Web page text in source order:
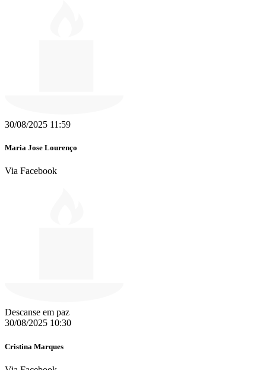
30/08/2025 11:59
Maria Jose Lourenço
Via Facebook
Descanse em paz
30/08/2025 10:30
Cristina Marques